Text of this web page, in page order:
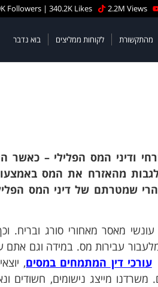
2.2M Views
Followers | 340.2K Likes
מהתקשורת לקוחות ממליצים בוא נדבר
ודיני המס הפלילי – כאשר
מהאזרח את המס
שמטרתם של דיני המס
מאסר מאחורי סורג ובריח.
עבירות מס. במידה וגם אתם
עורכי דין המתמחים במסים,
משרדנו מייצג נישומים, חשודים